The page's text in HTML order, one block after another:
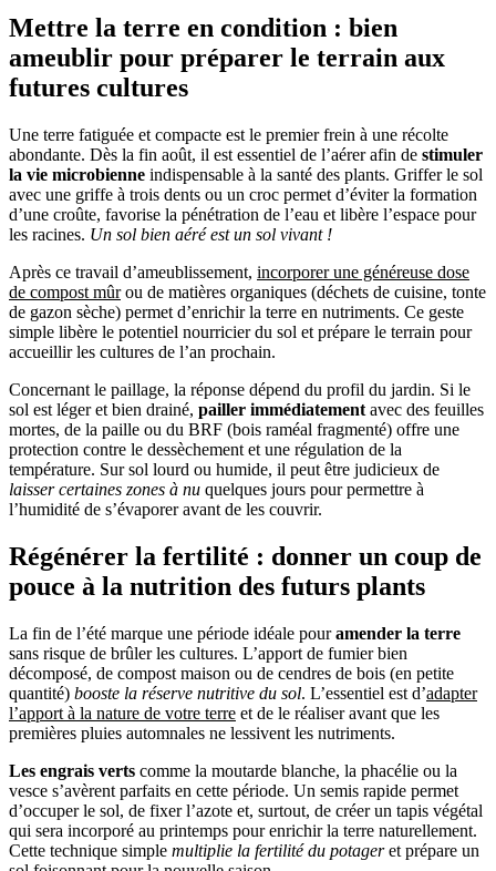
Mettre la terre en condition : bien
ameublir pour préparer le terrain aux
futures cultures
Une terre fatiguée et compacte est le premier frein à une récolte
abondante. Dès la fin août, il est essentiel de l’aérer afin de stimuler
la vie microbienne indispensable à la santé des plants. Griffer le sol
avec une griffe à trois dents ou un croc permet d’éviter la formation
d’une croûte, favorise la pénétration de l’eau et libère l’espace pour
les racines. Un sol bien aéré est un sol vivant !
Après ce travail d’ameublissement, incorporer une généreuse dose
de compost mûrou de matières organiques (déchets de cuisine, tonte
de gazon sèche) permet d’enrichir la terre en nutriments. Ce geste
simple libère le potentiel nourricier du sol et prépare le terrain pour
accueillir les cultures de l’an prochain.
Concernant le paillage, la réponse dépend du profil du jardin. Si le
sol est léger et bien drainé, pailler immédiatement avec des feuilles
mortes, de la paille ou du BRF (bois raméal fragmenté) offre une
protection contre le dessèchement et une régulation de la
température. Sur sol lourd ou humide, il peut être judicieux de
laisser certaines zones à nu quelques jours pour permettre à
l’humidité de s’évaporer avant de les couvrir.
Régénérer la fertilité : donner un coup de
pouce à la nutrition des futurs plants
La fin de l’été marque une période idéale pouramender la terre
sans risque de brûler les cultures. L’apport de fumier bien
décomposé, de compost maison ou de cendres de bois (en petite
quantité) booste la réserve nutritive du sol. L’essentiel est d’adapter
l’apport à la nature de votre terre et de le réaliser avant que les
premières pluies automnales ne lessivent les nutriments.
Les engrais verts comme la moutarde blanche, la phacélie ou la
vesce s’avèrent parfaits en cette période. Un semis rapide permet
d’occuper le sol, de fixer l’azote et, surtout, de créer un tapis végétal
qui sera incorporé au printemps pour enrichir la terre naturellement.
Cette technique simple multiplie la fertilité du potageret prépare un